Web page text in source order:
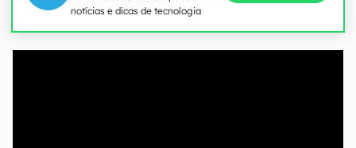
notícias e dicas de tecnologia